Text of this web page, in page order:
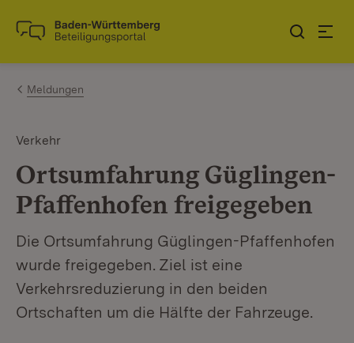
Zum Inhalt springen
Link zur Startseite
Meldungen
Verkehr
Ortsumfahrung Güglingen-
Pfaffenhofen freigegeben
Die Ortsumfahrung Güglingen-Pfaffenhofen
wurde freigegeben. Ziel ist eine
Verkehrsreduzierung in den beiden
Ortschaften um die Hälfte der Fahrzeuge.